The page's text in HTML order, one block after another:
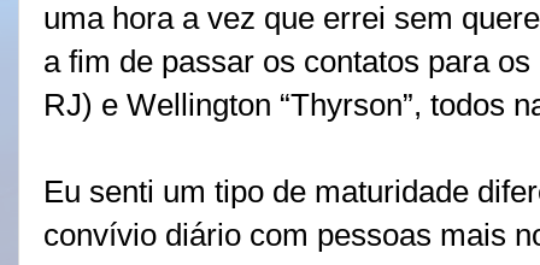
uma hora a vez que errei sem
a fim de passar os contatos para
RJ) e Wellington “Thyrson”, todos
Eu senti um tipo de maturidade
convívio diário com pessoas mais